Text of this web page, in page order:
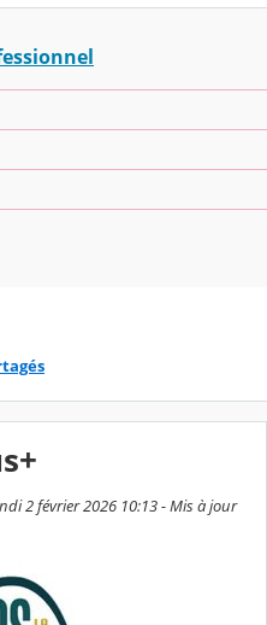
2 février 2026 10:13 - Mis à jour